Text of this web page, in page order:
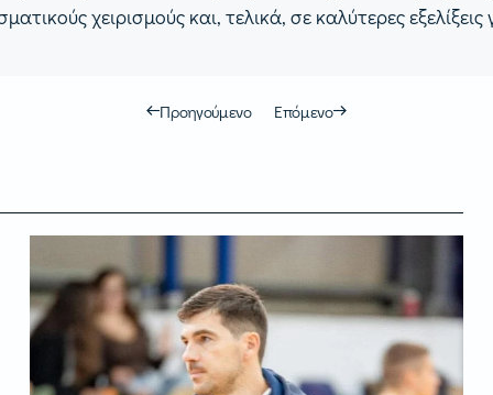
χειρισμούς και, τελικά, σε καλύτερες
Προηγούμενο Επόμενο